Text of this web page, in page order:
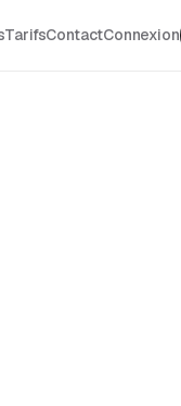
TarifsContactConnexion